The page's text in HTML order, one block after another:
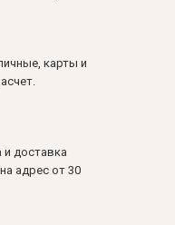
карты и
и доставка
адрес от 30